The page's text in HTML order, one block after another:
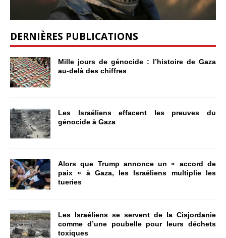
DERNIÈRES PUBLICATIONS
Mille jours de génocide : l’histoire de Gaza
au-delà des chiffres
Les Israéliens effacent les preuves du
génocide à Gaza
Alors que Trump annonce un « accord de
paix » à Gaza, les Israéliens multiplie les
tueries
Les Israéliens se servent de la Cisjordanie
comme d’une poubelle pour leurs déchets
toxiques